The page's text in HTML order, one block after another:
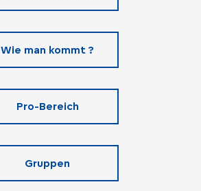
Wie man kommt ?
Pro-Bereich
Gruppen